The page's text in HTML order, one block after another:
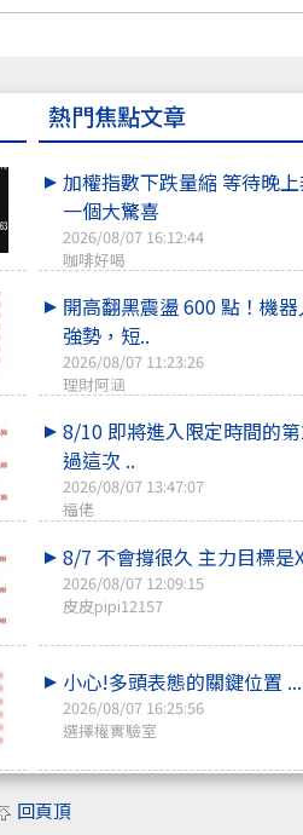
熱門焦點文章
加權指數下跌量縮 等待晚
一個大驚喜
2026/08/07 16:12:44
咖啡好喝
開高翻黑震盪 600 點！機
強勢，短..
2026/08/07 11:23:26
理財阿涵
8/10 即將進入限定時間的
過這次 ..
2026/08/07 13:47:07
福佬
8/7 不會撐很久 主力目標是
2026/08/07 12:09:15
皮皮pipi12157
小心!多頭表態的關鍵位置
2026/08/07 16:25:56
選擇權實驗室
回頁頂